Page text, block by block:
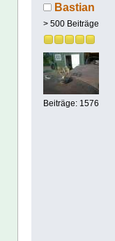
Bastian
> 500 Beiträge
Beiträge: 1576